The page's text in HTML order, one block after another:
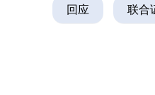
回应 联合